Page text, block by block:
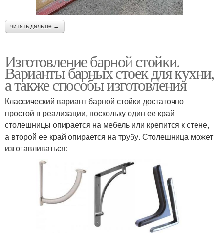
читать дальше →
Изготовление барной стойки.
Варианты барных стоек для кухни,
а также способы изготовления
Классический вариант барной стойки достаточно
простой в реализации, поскольку один ее край
столешницы опирается на мебель или крепится к стене,
а второй ее край опирается на трубу. Столешница может
изготавливаться: